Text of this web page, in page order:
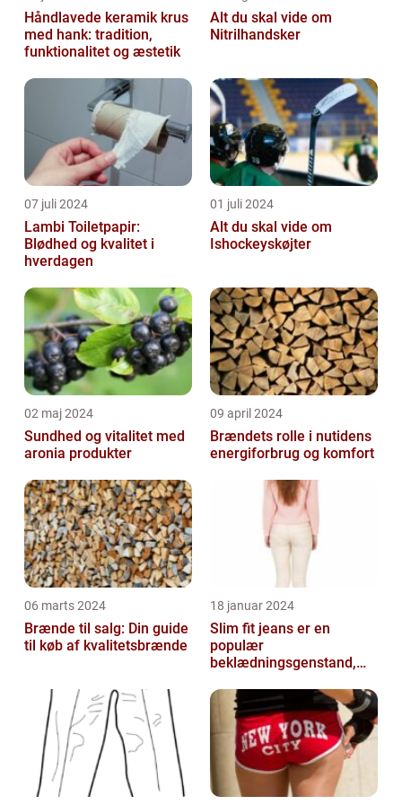
Håndlavede keramik krus
med hank: tradition,
funktionalitet og æstetik
Alt du skal vide om
Nitrilhandsker
07 juli 2024
Lambi Toiletpapir:
Blødhed og kvalitet i
hverdagen
01 juli 2024
Alt du skal vide om
Ishockeyskøjter
02 maj 2024
Sundhed og vitalitet med
aronia produkter
09 april 2024
Brændets rolle i nutidens
energiforbrug og komfort
06 marts 2024
Brænde til salg: Din guide
til køb af kvalitetsbrænde
18 januar 2024
Slim fit jeans er en
populær
beklædningsgenstand,
piger verden over